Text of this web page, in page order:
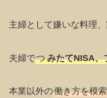
主婦として嫌いな料理
夫婦でつ みたてNISA、
本業以外の働き方を模